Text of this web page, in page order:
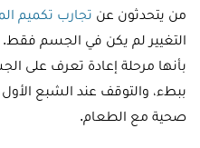
من يتحدثون عن تجارب تكميم
التغيير لم يكن في الجسم فقط.
بأنها مرحلة إعادة تعرف على
ببطء، والتوقف عند الشبع الأول
صحية مع الطعام.